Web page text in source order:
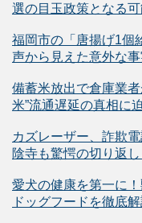
選の目玉政策となる
福岡市の「唐揚げ1個
声から見えた意外な事
備蓄米放出で倉庫業
米”流通遅延の真相に
カズレーザー、詐欺
陰寺も驚愕の切り返し
愛犬の健康を第一に
ドッグフードを徹底